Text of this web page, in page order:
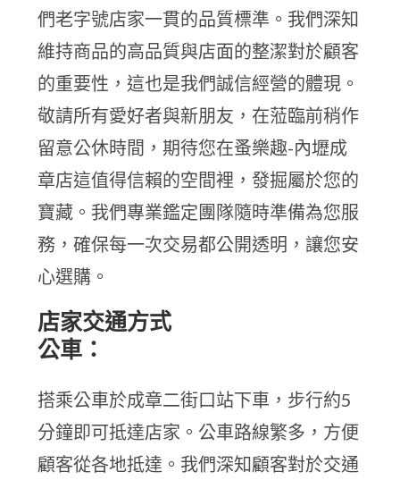
們老字號店家一貫的品質標準。我們深知
維持商品的高品質與店面的整潔對於顧客
的重要性，這也是我們誠信經營的體現。
敬請所有愛好者與新朋友，在蒞臨前稍作
留意公休時間，期待您在蚤樂趣-內壢成
章店這值得信賴的空間裡，發掘屬於您的
寶藏。我們專業鑑定團隊隨時準備為您服
務，確保每一次交易都公開透明，讓您安
心選購。
店家交通方式
公車：
搭乘公車於成章二街口站下車，步行約5
分鐘即可抵達店家。公車路線繁多，方便
顧客從各地抵達。我們深知顧客對於交通